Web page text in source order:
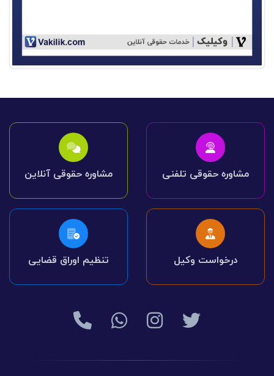
مشاوره حقوقی تلفنی مشاوره حقوقی آنلاین
درخواست وکیل تنظیم اوراق قضایی